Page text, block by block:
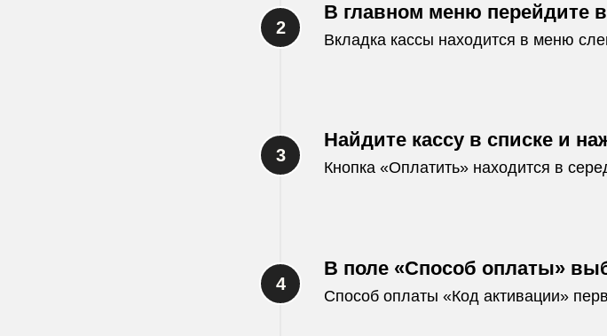
В главном меню перейдите
Вкладка кассы находится в меню
Найдите кассу в списке и
Кнопка «Оплатить» находится в
В поле «Способ оплаты»
Способ оплаты «Код активации»